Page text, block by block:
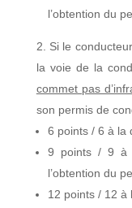
l’obtention du
Si le
la voie de la
commet pas
son permis de
6 points / 6 à la
9 points / 9 à
l’obtention du
12 points / 12 à